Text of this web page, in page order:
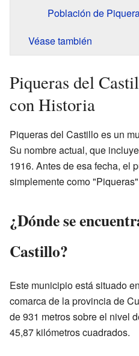
Población de
Véase también
Piqueras del
con Historia
Piqueras del Castillo es un
Su nombre actual, que
1916. Antes de esa fecha, el
simplemente como
¿Dónde se
Castillo?
Este municipio está situado
comarca de la provincia de
de 931 metros sobre el nivel
45,87 kilómetros cuadrados.